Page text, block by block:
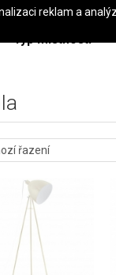
Typ místnosti
reklam a